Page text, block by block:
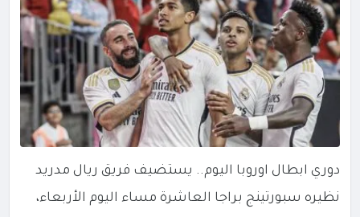
دوري ابطال اوروبا اليوم.. يستضيف فريق ريال مدريد
نظيره سبورتينج براجا العاشرة مساء اليوم الأربعاء،